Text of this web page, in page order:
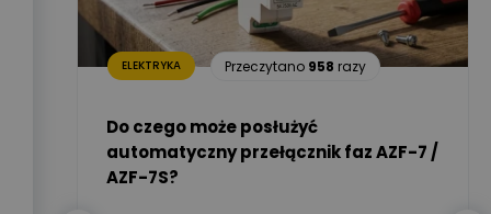
Dariusz Placek
Ekspert mgr inż.
elektronik i informatyk,
Hager Polska Sp. z o.o.
Zadaj pytanie
Ekspert
ELEKTRYKA Przeczytano 958 razy
Do czego może posłużyć
automatyczny przełącznik faz AZF-7 /
AZF-7S?